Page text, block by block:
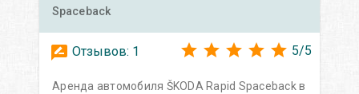
Spaceback
Отзывов: 1 5/5
Аренда автомобиля ŠKODA Rapid Spaceback в